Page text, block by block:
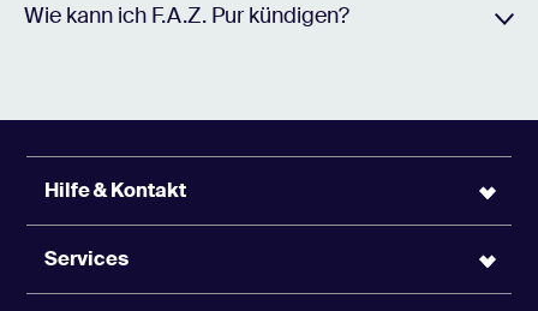
Wie kann ich F.A.Z. Pur kündigen?
Hilfe & Kontakt
Services